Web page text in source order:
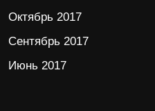
Октябрь 2017
Сентябрь 2017
Июнь 2017